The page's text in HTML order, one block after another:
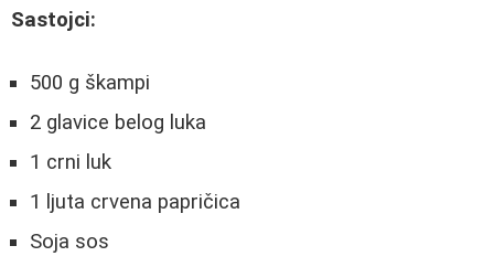
Sastojci:
500 g škampi
2 glavice belog luka
1 crni luk
1 ljuta crvena papričica
Soja sos